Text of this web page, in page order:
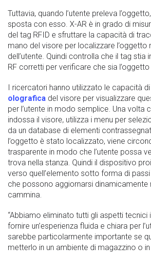
Tuttavia, quando l’utente preleva
sposta con esso. X-AR è in grado di
del tag RFID e sfruttare la capacità di
mano del visore per localizzare l’oggetto
dell’utente. Quindi controlla che il tag stia
RF corretti per verificare che sia
I ricercatori hanno utilizzato le capacità di
olografica del visore per visualizzare
per l’utente in modo semplice. Una volta
indossa il visore, utilizza i menu per
da un database di elementi
l’oggetto è stato localizzato, viene
trasparente in modo che l’utente possa
trova nella stanza. Quindi il dispositivo
verso quell’elemento sotto forma di
che possono aggiornarsi dinamicamente
cammina.
“Abbiamo eliminato tutti gli aspetti
fornire un’esperienza fluida e chiara per
sarebbe particolarmente importante se
metterlo in un ambiente di magazzino o